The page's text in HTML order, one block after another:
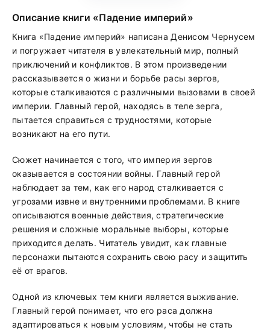
Описание книги «Падение империй»
Книга «Падение империй» написана Денисом Чернусем
и погружает читателя в увлекательный мир, полный
приключений и конфликтов. В этом произведении
рассказывается о жизни и борьбе расы зергов,
которые сталкиваются с различными вызовами в своей
империи. Главный герой, находясь в теле зерга,
пытается справиться с трудностями, которые
возникают на его пути.
Сюжет начинается с того, что империя зергов
оказывается в состоянии войны. Главный герой
наблюдает за тем, как его народ сталкивается с
угрозами извне и внутренними проблемами. В книге
описываются военные действия, стратегические
решения и сложные моральные выборы, которые
приходится делать. Читатель увидит, как главные
персонажи пытаются сохранить свою расу и защитить
её от врагов.
Одной из ключевых тем книги является выживание.
Главный герой понимает, что его раса должна
адаптироваться к новым условиям, чтобы не стать